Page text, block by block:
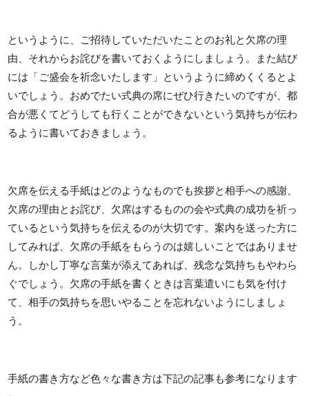
というように、ご招待していただいたことのお礼と欠席の理
由、それからお詫びを書いておくようにしましょう。また結び
には「ご盛会を祈念いたします」というように締めくくるとよ
いでしょう。おめでたい式典の席にぜひ行きたいのですが、都
合が悪くてどうしても行くことができないという気持ちが伝わ
るように書いておきましょう。
欠席を伝える手紙はどのようなものでも挨拶と相手への感謝、
欠席の理由とお詫び、欠席はするものの会や式典の成功を祈っ
ているという気持ちを伝えるのが大切です。案内を送った方に
してみれば、欠席の手紙をもらうのは嬉しいことではありませ
ん。しかし丁寧な言葉が添えてあれば、残念な気持ちもやわら
ぐでしょう。欠席の手紙を書くときは言葉遣いにも気を付け
て、相手の気持ちを思いやることを忘れないようにしましょ
う。
手紙の書き方など色々な書き方は下記の記事も参考になります